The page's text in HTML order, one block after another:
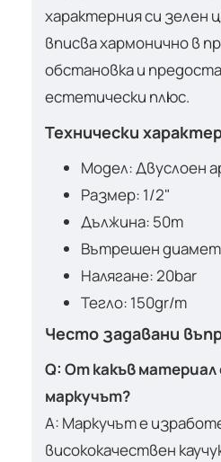
характерния си зелен
вписва хармонично в
обстановка и
естетически плюс.
Технически
Модел: Двуслоен
Размер: 1/2"
Дължина: 50m
Вътрешен
Налягане: 20bar
Тегло: 150gr/m
Често задавани
Q: От какъв
маркучът?
A: Маркучът е
висококачествен